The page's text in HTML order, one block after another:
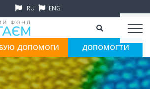
RU ENG
ДОПОМОГИ ДОПОМОГТИ